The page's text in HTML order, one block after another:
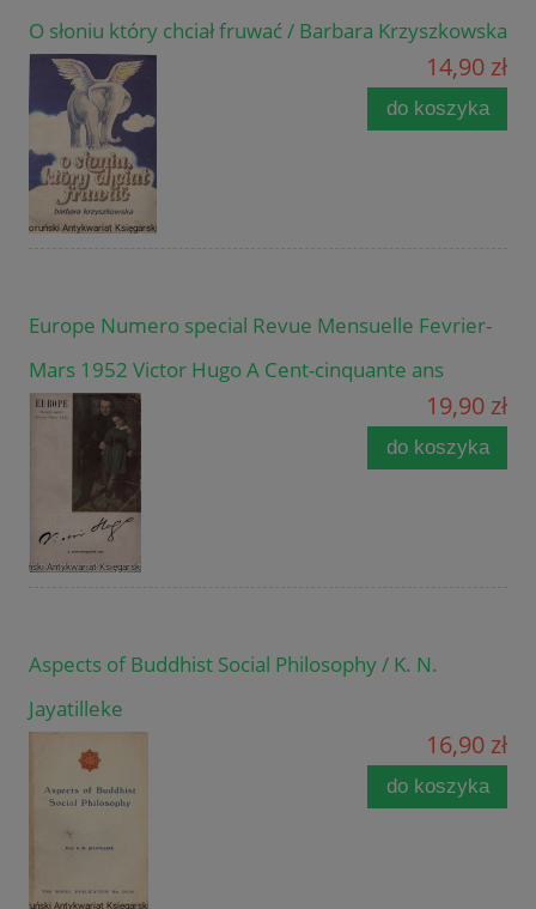
O słoniu który chciał fruwać / Barbara Krzyszkowska
14,90 zł
do koszyka
Europe Numero special Revue Mensuelle Fevrier-
Mars 1952 Victor Hugo A Cent-cinquante ans
19,90 zł
do koszyka
Aspects of Buddhist Social Philosophy / K. N.
Jayatilleke
16,90 zł
do koszyka